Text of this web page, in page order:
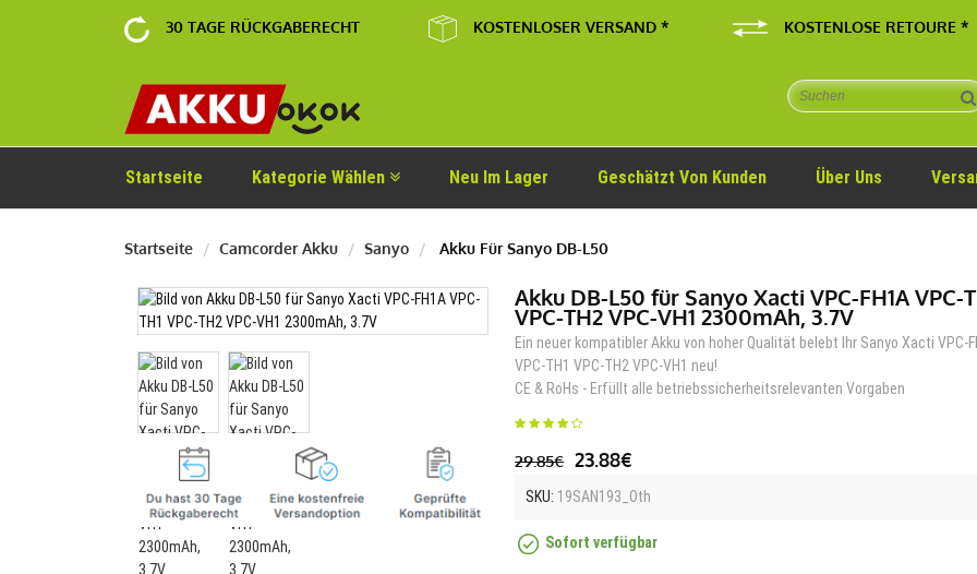
30 TAGE RÜCKGABERECHT KOSTENLOSER VERSAND * KOSTENLOSE RETOURE *
Startseite Kategorie Wählen Neu Im Lager Geschätzt Von Kunden Über Uns
Startseite Camcorder Akku Sanyo Akku Für Sanyo DB-L50
Akku DB-L50 für Sanyo Xacti VPC-FH1A VPC-
VPC-TH2 VPC-VH1 2300mAh, 3.7V
Ein neuer kompatibler Akku von hoher Qualität belebt Ihr Sanyo Xacti VPC-
VPC-TH1 VPC-TH2 VPC-VH1 neu!
CE & RoHs - Erfüllt alle betriebssicherheitsrelevanten Vorgaben
29.85€ 23.88€
SKU: 19SAN193_Oth
Sofort verfügbar